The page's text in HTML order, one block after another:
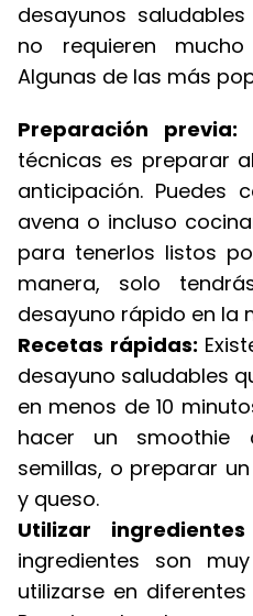
desayunos
no requieren
Algunas de las más
Preparación previa:
técnicas es preparar
anticipación. Puedes
avena o incluso
para tenerlos listos
manera, solo
desayuno rápido en la
Recetas rápidas:
desayuno saludables
en menos de 10
hacer un
semillas, o preparar
y queso.
Utilizar
ingredientes son
utilizarse en